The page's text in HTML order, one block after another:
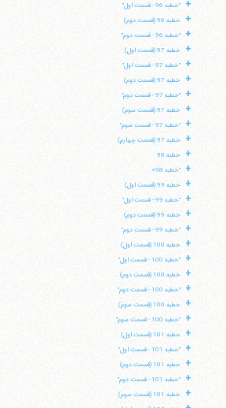
+ "خطبه 96 - قسمت اول"
+ خطبه 96 (قسمت دوم)
+ "خطبه 96 - قسمت دوم"
+ خطبه 97 (قسمت اول)
+ "خطبه 97 - قسمت اول"
+ خطبه 97 (قسمت دوم)
+ "خطبه 97 - قسمت دوم"
+ خطبه 97 (قسمت سوم)
+ "خطبه 97 - قسمت سوم"
+ خطبه 97 (قسمت چهارم)
+ خطبه 98
+ "خطبه 98»
+ خطبه 99 (قسمت اول)
+ "خطبه 99 - قسمت اول"
+ خطبه 99 (قسمت دوم)
+ "خطبه 99 - قسمت دوم"
+ خطبه 100 (قسمت اول)
+ "خطبه 100 - قسمت اول"
+ خطبه 100 (قسمت دوم)
+ "خطبه 100 - قسمت دوم"
+ خطبه 100 (قسمت سوم)
+ "خطبه 100 - قسمت سوم"
+ خطبه 101 (قسمت اول)
+ "خطبه 101 - قسمت اول"
+ خطبه 101 (قسمت دوم)
+ "خطبه 101 - قسمت دوم"
+ خطبه 101 (قسمت سوم)